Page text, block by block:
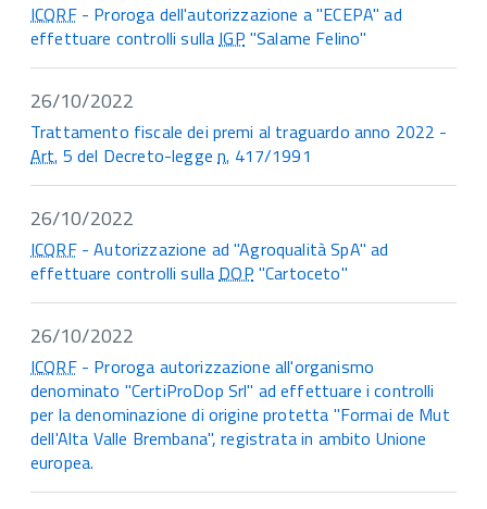
ICQRF- Proroga dell'autorizzazione a "ECEPA" ad
effettuare controlli sullaIGP "Salame Felino"
26/10/2022
Trattamento fiscale dei premi al traguardo anno 2022 -
Art. 5 del Decreto-leggen. 417/1991
26/10/2022
ICQRF- Autorizzazione ad "Agroqualità SpA" ad
effettuare controlli sullaDOP "Cartoceto"
26/10/2022
ICQRF- Proroga autorizzazione all'organismo
denominato "CertiProDop Srl" ad effettuare i controlli
per la denominazione di origine protetta "Formai de Mut
dell'Alta Valle Brembana", registrata in ambito Unione
europea.